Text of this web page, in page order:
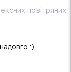
повітряних
:)